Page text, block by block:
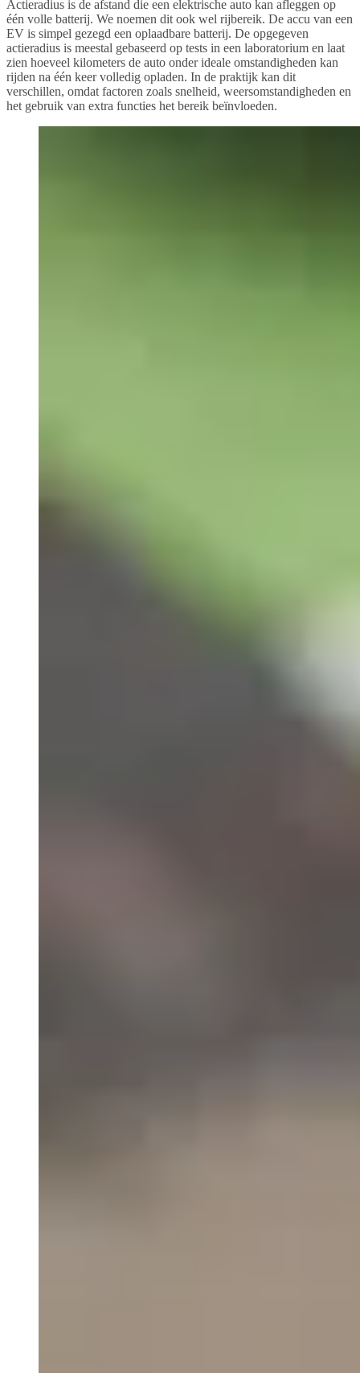
Actieradius is de afstand die een elektrische auto kan afleggen op
één volle batterij. We noemen dit ook wel rijbereik. De accu van een
EV is simpel gezegd een oplaadbare batterij. De opgegeven
actieradius is meestal gebaseerd op tests in een laboratorium en laat
zien hoeveel kilometers de auto onder ideale omstandigheden kan
rijden na één keer volledig opladen. In de praktijk kan dit
verschillen, omdat factoren zoals snelheid, weersomstandigheden en
het gebruik van extra functies het bereik beïnvloeden.